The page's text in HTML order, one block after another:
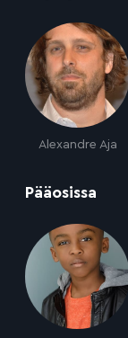
Alexandre Aja
Pääosissa